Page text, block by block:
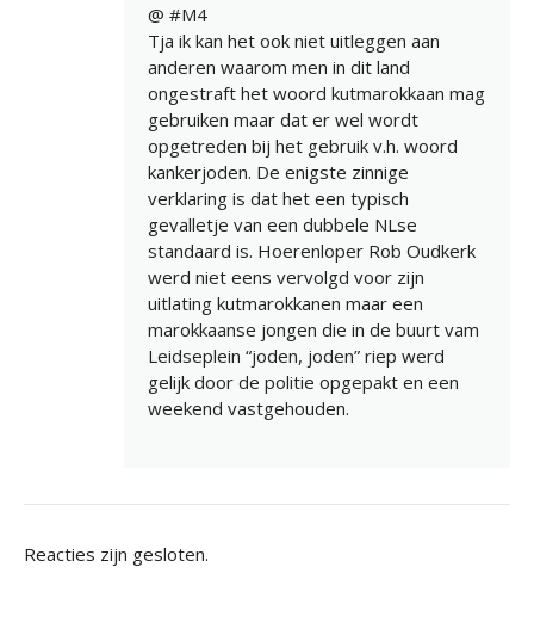
@ #M4
Tja ik kan het ook niet uitleggen aan
anderen waarom men in dit land
ongestraft het woord kutmarokkaan mag
gebruiken maar dat er wel wordt
opgetreden bij het gebruik v.h. woord
kankerjoden. De enigste zinnige
verklaring is dat het een typisch
gevalletje van een dubbele NLse
standaard is. Hoerenloper Rob Oudkerk
werd niet eens vervolgd voor zijn
uitlating kutmarokkanen maar een
marokkaanse jongen die in de buurt vam
Leidseplein “joden, joden” riep werd
gelijk door de politie opgepakt en een
weekend vastgehouden.
Reacties zijn gesloten.